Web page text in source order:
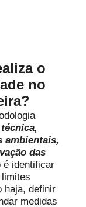
o
no
ambientais,
das
é identificar
haja, definir
medidas